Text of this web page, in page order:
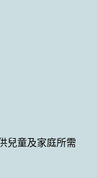
兒童及家庭所需